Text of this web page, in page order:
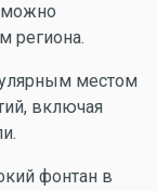
можно
региона.
местом
включая
фонтан в